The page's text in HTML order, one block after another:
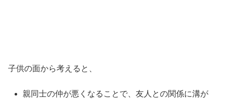
子供の面から考えると、
親同士の仲が悪くなることで、友人との関係に溝が